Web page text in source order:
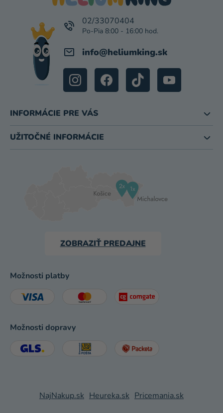
info@heliumking.sk
02/33070404
INFORMÁCIE PRE VÁS
UŽITOČNÉ INFORMÁCIE
ZOBRAZIŤ PREDAJNE
Možnosti platby
Možnosti dopravy
NajNakup.sk Heureka.sk Pricemania.sk